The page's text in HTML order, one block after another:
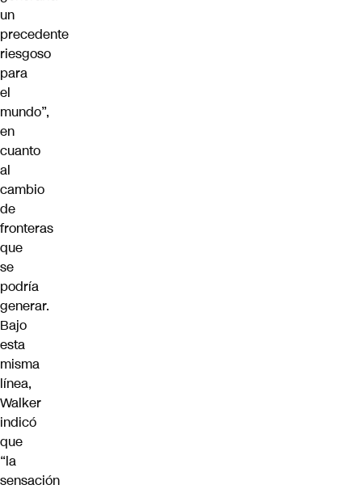
un
precedente
riesgoso
para
el
mundo”,
en
cuanto
al
cambio
de
fronteras
que
se
podría
generar.
Bajo
esta
misma
línea,
Walker
indicó
que
“la
sensación